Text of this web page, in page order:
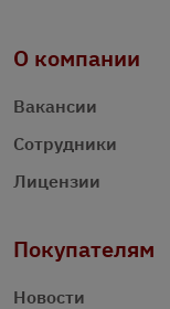
О компании
Вакансии
Сотрудники
Лицензии
Покупателям
Новости